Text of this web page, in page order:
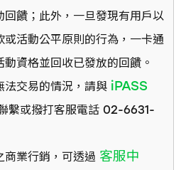
饋；此外，一旦發現有用戶以
活動公平原則的行為，一卡通
資格並回收已發放的回饋。
法交易的情況，請與 iPASS
繫或撥打客服電話 02-6631-
商業行銷，可透過 客服中